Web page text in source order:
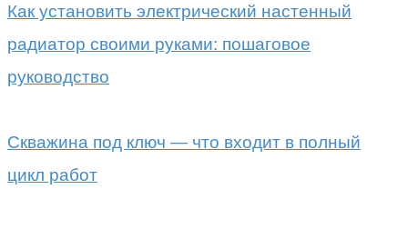
Как установить электрический настенный
радиатор своими руками: пошаговое
руководство
Скважина под ключ — что входит в полный
цикл работ